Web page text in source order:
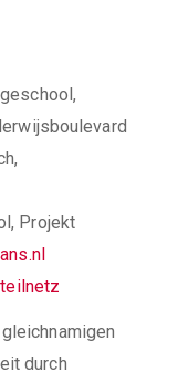
Projekt
durch